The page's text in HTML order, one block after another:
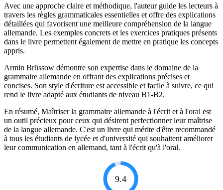
Avec une approche claire et méthodique, l'auteur guide les lecteurs à
travers les règles grammaticales essentielles et offre des explications
détaillées qui favorisent une meilleure compréhension de la langue
allemande. Les exemples concrets et les exercices pratiques présents
dans le livre permettent également de mettre en pratique les concepts
appris.
Armin Brüssow démontre son expertise dans le domaine de la
grammaire allemande en offrant des explications précises et
concises. Son style d'écriture est accessible et facile à suivre, ce qui
rend le livre adapté aux étudiants de niveau B1-B2.
En résumé, Maîtriser la grammaire allemande à l'écrit et à l'oral est
un outil précieux pour ceux qui désirent perfectionner leur maîtrise
de la langue allemande. C'est un livre qui mérite d'être recommandé
à tous les étudiants de lycée et d'université qui souhaitent améliorer
leur communication en allemand, tant à l'écrit qu'à l'oral.
9.4